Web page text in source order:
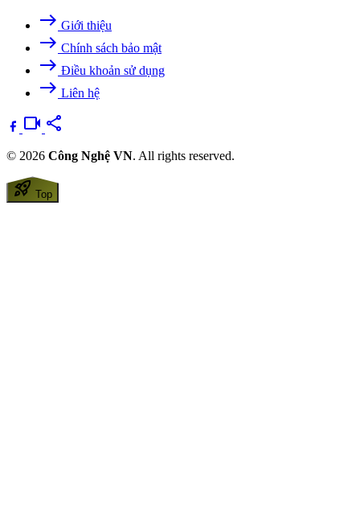
east Giới thiệu
east Chính sách bảo mật
east Điều khoản sử dụng
east Liên hệ
videocam share
© 2026 Công Nghệ VN. All rights reserved.
rocket_launch Top